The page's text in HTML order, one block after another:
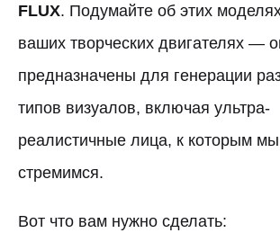
FLUX. Подумайте об этих
ваших творческих двигателях —
предназначены для генерации
типов визуалов, включая ультра-
реалистичные лица, к которым мы
стремимся.
Вот что вам нужно сделать: